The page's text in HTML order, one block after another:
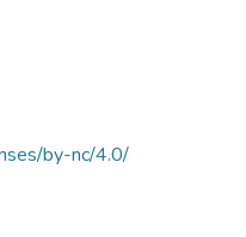
by-nc/4.0/